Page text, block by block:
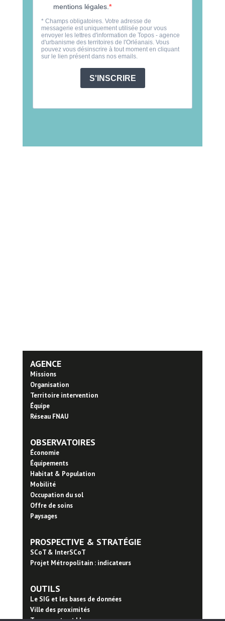
AGENCE
Missions
Organisation
Territoire intervention
Équipe
Réseau FNAU
OBSERVATOIRES
Économie
Équipements
Habitat & Population
Mobilité
Occupation du sol
Offre de soins
Paysages
PROSPECTIVE & STRATÉGIE
SCoT & InterSCoT
Projet Métropolitain : indicateurs
OUTILS
Le SIG et les bases de données
Ville des proximités